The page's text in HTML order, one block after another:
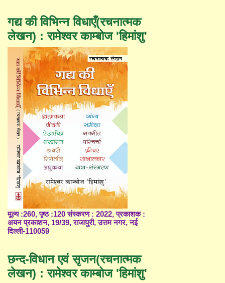
गद्य की विभिन्न विधाएँ(रचनात्मक
लेखन) : रामेश्वर काम्बोज 'हिमांशु'
मूल्य :260, पृष्ठ :120 संस्करण : 2022, प्रकाशक :
अयन प्रकाशन, 19/39, राजापुरी, उत्तम नगर, नई
दिल्ली-110059
छन्द-विधान एवं सृजन(रचनात्मक
लेखन) : रामेश्वर काम्बोज 'हिमांशु'